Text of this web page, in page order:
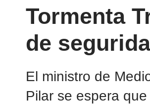
Tormenta
de
El ministro de
Pilar se espera